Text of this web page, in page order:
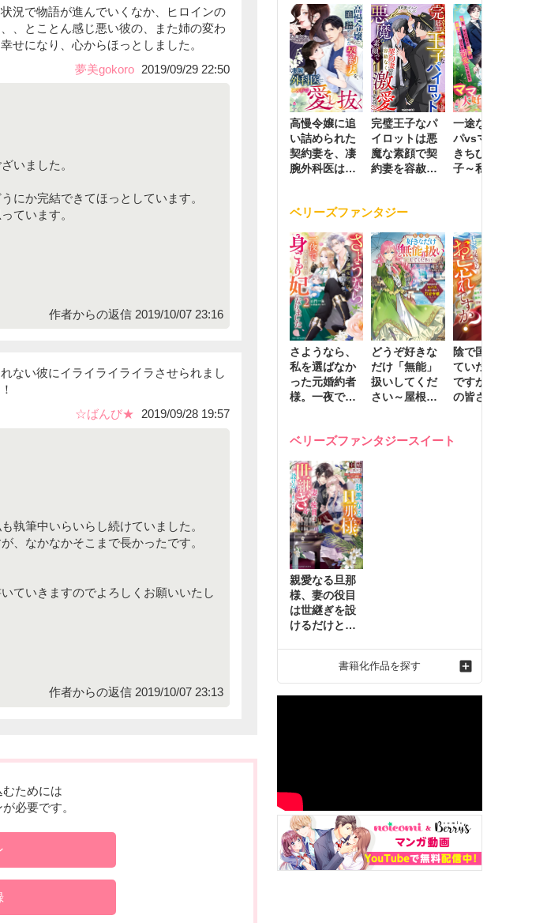
況で物語が進んでいくなか、ヒロインの
、とことん感じ悪い彼の、また姉の変わ
せになり、心からほっとしました。
夢美gokoro 2019/09/29 22:50
いました。
にか完結できてほっとしています。
ています。
作者からの返信 2019/10/07 23:16
ない彼にイライライライラさせられまし
☆ばんび★
2019/09/28 19:57
執筆中いらいらし続けていました。
、なかなかそこまで長かったです。
ていきますのでよろしくお願いいたし
作者からの返信 2019/10/07 23:13
ためには
必要です。
高慢令嬢に追
い詰められた
契約妻を、凄
腕外科医はこ
完璧王子なパ
イロットは悪
魔な素顔で契
約妻を容赦な
一途な社長パ
パvsママ大好
きちびっこ息
子～私を捨て
ベリーズファンタジー
さようなら、
私を選ばなか
った元婚約者
様。一夜で大
ました２
どうぞ好きな
だけ「無能」
扱いしてくだ
さい～屋根裏
動かす万能令
陰で国を支え
ていたのは私
ですが、王家
の皆さんお忘
れ才女の辺境
ベリーズファンタジースイート
親愛なる旦那
様、妻の役目
は世継ぎを設
けるだけと聞
れ才女の幸せ
な結婚～2
書籍化作品を探す